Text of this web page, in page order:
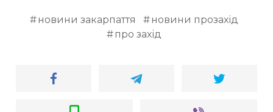
новини закарпаття
новини прозахід
про захід